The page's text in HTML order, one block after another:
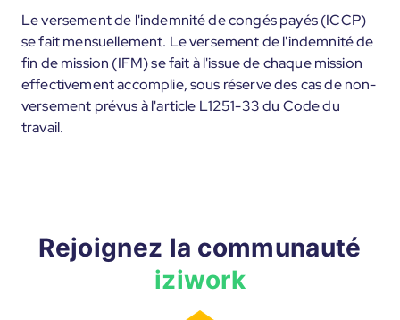
Le versement de l'indemnité de congés payés (ICCP)
se fait mensuellement. Le versement de l'indemnité de
fin de mission (IFM) se fait à l'issue de chaque mission
effectivement accomplie, sous réserve des cas de non-
versement prévus à l'article L1251-33 du Code du
travail.
Rejoignez la communauté
iziwork